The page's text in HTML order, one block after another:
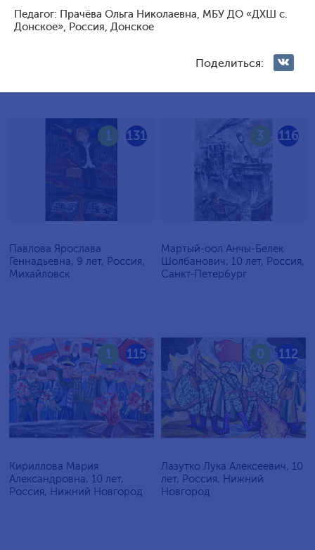
Педагог: Прачёва Ольга Николаевна, МБУ ДО «ДХШ с.
Донское», Россия, Донское
Поделиться:
Голосование жюри
131
1
Павлова Ярослава
Геннадьевна, 9 лет, Россия,
Михайловск
116
3
Мартый-оол Анчы-Белек
Шолбанович, 10 лет, Россия,
Санкт-Петербург
115
1
Кириллова Мария
Александровна, 10 лет,
Россия, Нижний Новгород
112
0
Лазутко Лука Алексеевич, 10
лет, Россия, Нижний
Новгород